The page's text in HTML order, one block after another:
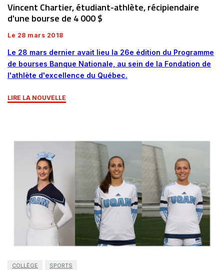
Vincent Chartier, étudiant-athlète, récipiendaire
d'une bourse de 4 000 $
Le 28 mars 2018
Le 28 mars dernier avait lieu la 26e édition du Programme
de bourses Banque Nationale, au sein de la Fondation de
l'athlète d'excellence du Québec.
LIRE LA NOUVELLE
COLLÈGE SPORTS